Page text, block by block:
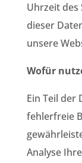
Uhrzeit des
dieser
unsere
Wofür
Ein Teil der
fehlerfreie
Analyse